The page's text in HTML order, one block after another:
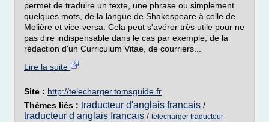
permet de traduire un texte, une phrase ou simplement
quelques mots, de la langue de Shakespeare à celle de
Molière et vice-versa. Cela peut s'avérer très utile pour ne
pas dire indispensable dans le cas par exemple, de la
rédaction d'un Curriculum Vitae, de courriers...
Lire la suite
Site : http://telecharger.tomsguide.fr
Thèmes liés : traducteur d'anglais francais /
traducteur d anglais francais / telecharger traducteur